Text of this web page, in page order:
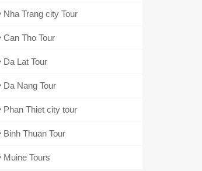
Nha Trang city Tour
Can Tho Tour
Da Lat Tour
Da Nang Tour
Phan Thiet city tour
Binh Thuan Tour
Muine Tours